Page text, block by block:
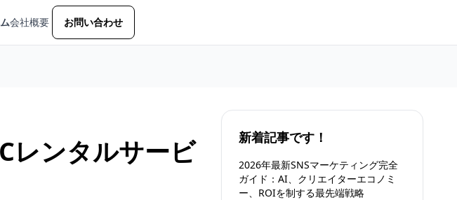
会社概要 お問い合わせ
レンタルサービ
新着記事です！
2026年最新SNSマーケティング完全
ガイド：AI、クリエイターエコノミ
ー、ROIを制する最先端戦略